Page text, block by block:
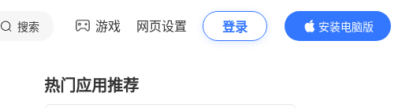
搜索 游戏 网页设置 登录
安装电脑版
内容更精彩
热门应用推荐